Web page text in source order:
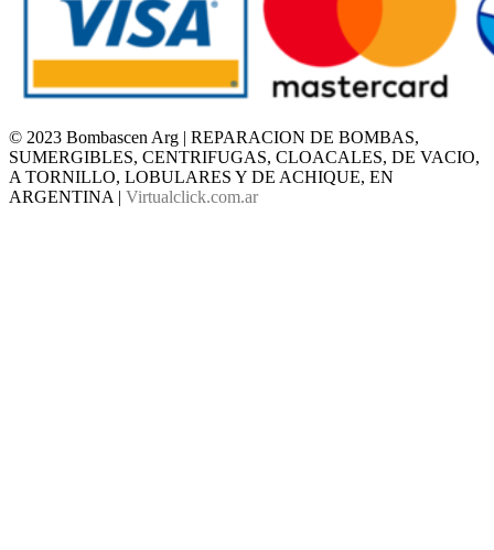
© 2023 Bombascen Arg | REPARACION DE BOMBAS,
SUMERGIBLES, CENTRIFUGAS, CLOACALES, DE VACIO,
A TORNILLO, LOBULARES Y DE ACHIQUE, EN
ARGENTINA | Virtualclick.com.ar